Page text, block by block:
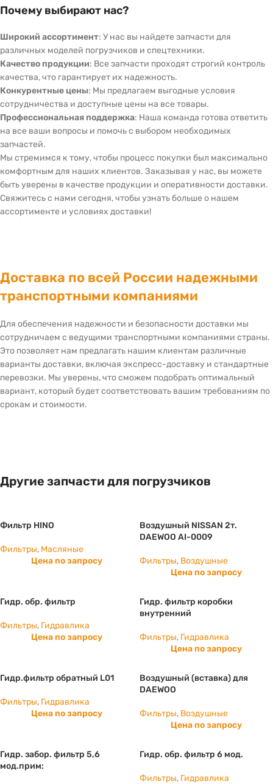
Почему выбирают нас?
Широкий ассортимент: У нас вы найдете запчасти для
различных моделей погрузчиков и спецтехники.
Качество продукции: Все запчасти проходят строгий контроль
качества, что гарантирует их надежность.
Конкурентные цены: Мы предлагаем выгодные условия
сотрудничества и доступные цены на все товары.
Профессиональная поддержка: Наша команда готова ответить
на все ваши вопросы и помочь с выбором необходимых
запчастей.
Мы стремимся к тому, чтобы процесс покупки был максимально
комфортным для наших клиентов. Заказывая у нас, вы можете
быть уверены в качестве продукции и оперативности доставки.
Свяжитесь с нами сегодня, чтобы узнать больше о нашем
ассортименте и условиях доставки!
Доставка по всей России надежными
транспортными компаниями
Для обеспечения надежности и безопасности доставки мы
сотрудничаем с ведущими транспортными компаниями страны.
Это позволяет нам предлагать нашим клиентам различные
варианты доставки, включая экспресс-доставку и стандартные
перевозки. Мы уверены, что сможем подобрать оптимальный
вариант, который будет соответствовать вашим требованиям по
срокам и стоимости.
Другие запчасти для погрузчиков
Фильтр HINO
Фильтры, Масляные
Цена по запросу
Воздушный NISSAN 2т.
DAEWOO AI-0009
Фильтры, Воздушные
Цена по запросу
Гидр. обр. фильтр
Фильтры, Гидравлика
Цена по запросу
Гидр. фильтр коробки
внутренний
Фильтры, Гидравлика
Цена по запросу
Гидр.фильтр обратный L01
Фильтры, Гидравлика
Цена по запросу
Воздушный (вставка) для
DAEWOO
Фильтры, Воздушные
Цена по запросу
Гидр. забор. фильтр 5,6
мод.прим:
Гидр. обр. фильтр 6 мод.
Фильтры, Гидравлика